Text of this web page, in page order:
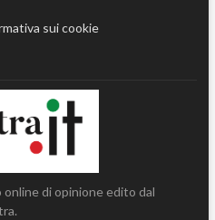
sui cookie
di opinione edito dal